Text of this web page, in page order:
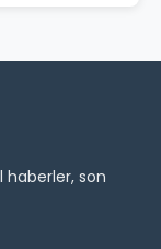
haberler, son